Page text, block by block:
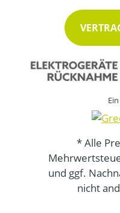
* Alle
und ggf.
nicht